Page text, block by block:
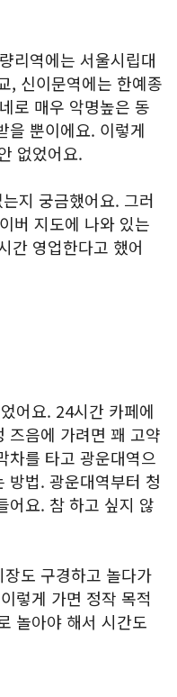
리역에는 서울시립대
, 신이문역에는 한예종
로 매우 악명높은 동
을 뿐이에요. 이렇게
없었어요.
지 궁금했어요. 그러
버 지도에 나와 있는
간 영업한다고 했어
어요. 24시간 카페에
즈음에 가려면 꽤 고약
차를 타고 광운대역으
방법. 광운대역부터 청
어요. 참 하고 싶지 않
도 구경하고 놀다가
렇게 가면 정작 목적
놀아야 해서 시간도